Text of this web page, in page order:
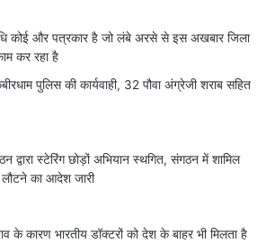
कोई और पत्रकार है जो लंबे अरसे से इस अखबार जिला
कर रहा है
पुलिस की कार्यवाही, 32 पौवा अंग्रेजी शराब सहित
द्वारा स्टेरिंग छोड़ों अभियान स्थगित, संगठन में शामिल
लौटने का आदेश जारी
के कारण भारतीय डॉक्टरों को देश के बाहर भी मिलता है